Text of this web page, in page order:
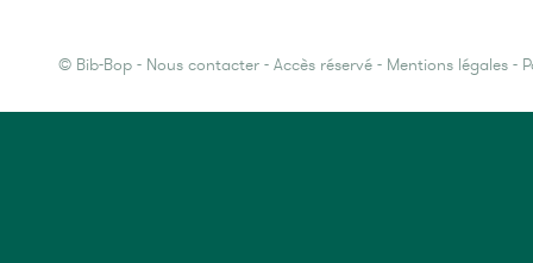
© Bib-Bop - Nous contacter - Accès réservé - Mentions légales -